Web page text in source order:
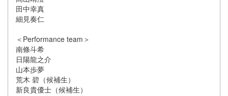
田中幸真
細見奏仁
＜Performance team＞
南條斗希
日陽龍之介
山本歩夢
荒木 碧（候補生）
新良貴優士（候補生）